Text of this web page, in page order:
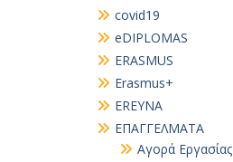
covid19
eDIPLOMAS
ERASMUS
Erasmus+
EREYNA
EΠΑΓΓΕΛΜΑΤΑ
Αγορά Εργασίας